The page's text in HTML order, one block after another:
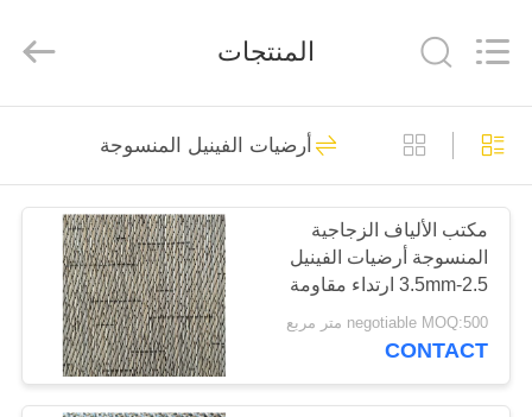
مسكن
منتجات
معلومات
جولة
Union
Import
Rights
انقر فوق أرضيات
الفينيل SPC
27
المنتجات
أرضيات الفينيل المنسوجة
مكتب الألياف الزجاجية
المنسوجة أرضيات الفينيل
2.5-3.5mm ارتداء مقاومة
negotiable MOQ:500 متر مربع
CONTACT